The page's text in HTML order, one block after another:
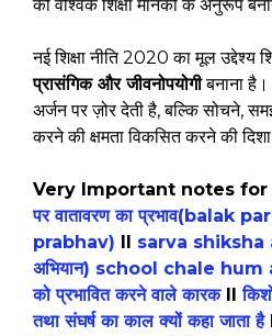
को वैश्विक शिक्षा मानकों के अनुरूप
नई शिक्षा नीति 2020 का मूल उद्देश्य
प्रासंगिक और जीवनोपयोगीबनाना
अर्जन पर ज़ोर देती है, बल्कि सोचने,
करने की क्षमता विकसित करने की
Very Important notes for
पर वातावरण का प्रभाव(balak
prabhav) II sarva shiksha
अभियान) school chale hum
को प्रभावित करने वाले कारकII
तथा संघर्ष का काल क्यों कहा जाता है